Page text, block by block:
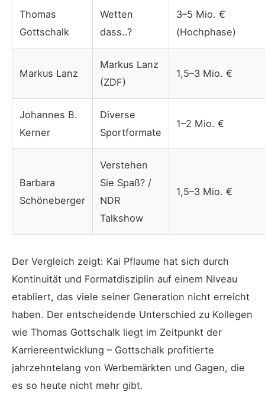
Thomas
Gottschalk
Wetten
dass..?
3–5 Mio. €
(Hochphase)
Markus Lanz
Markus Lanz
(ZDF)
1,5–3 Mio. €
Johannes B.
Kerner
Diverse
Sportformate
1–2 Mio. €
Barbara
Schöneberger
Verstehen
Sie Spaß? /
NDR
Talkshow
1,5–3 Mio. €
Der Vergleich zeigt: Kai Pflaume hat sich durch
Kontinuität und Formatdisziplin auf einem Niveau
etabliert, das viele seiner Generation nicht erreicht
haben. Der entscheidende Unterschied zu Kollegen
wie Thomas Gottschalk liegt im Zeitpunkt der
Karriereentwicklung – Gottschalk profitierte
jahrzehntelang von Werbemärkten und Gagen, die
es so heute nicht mehr gibt.